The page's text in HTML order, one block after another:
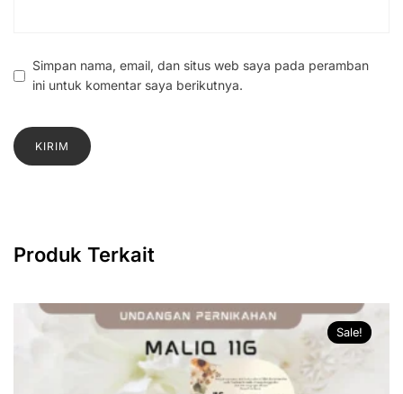
Simpan nama, email, dan situs web saya pada peramban
ini untuk komentar saya berikutnya.
Produk Terkait
Sale!